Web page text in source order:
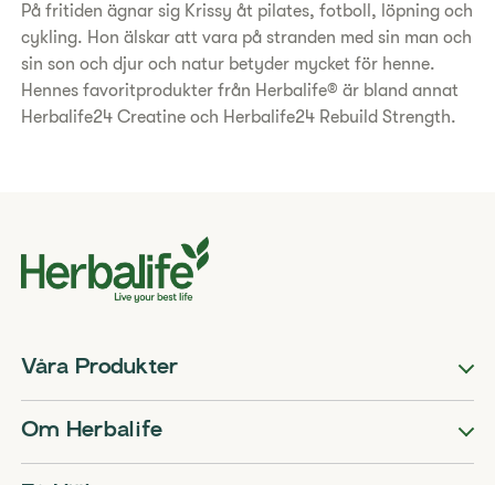
På fritiden ägnar sig Krissy åt pilates, fotboll, löpning och
cykling. Hon älskar att vara på stranden med sin man och
sin son och djur och natur betyder mycket för henne.
Hennes favoritprodukter från Herbalife® är bland annat
Herbalife24 Creatine och Herbalife24 Rebuild Strength.
Våra Produkter
Om Herbalife